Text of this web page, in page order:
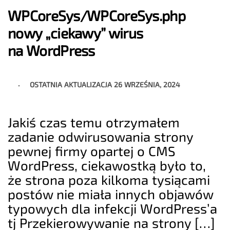
WPCoreSys/WPCoreSys.php
nowy „ciekawy” wirus
na WordPress
OSTATNIA AKTUALIZACJA 26 WRZEŚNIA, 2024
Jakiś czas temu otrzymałem
zadanie odwirusowania strony
pewnej firmy opartej o CMS
WordPress, ciekawostką było to,
że strona poza kilkoma tysiącami
postów nie miała innych objawów
typowych dla infekcji WordPress’a
tj Przekierowywanie na strony […]